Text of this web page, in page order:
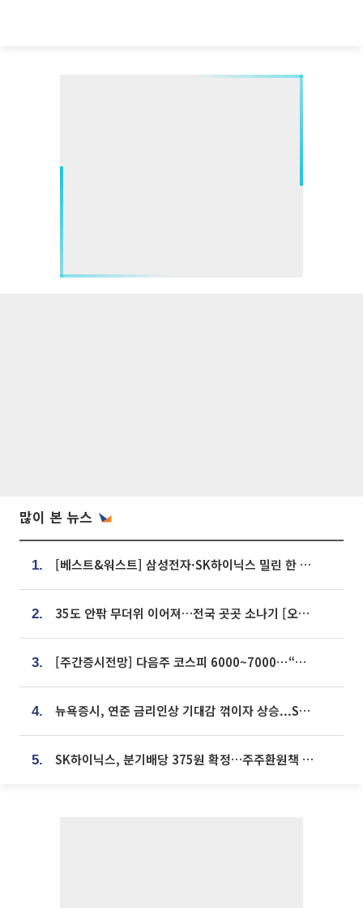
많이 본 뉴스
1. [베스트&워스트] 삼성전자·SK하이닉스 밀린 한 주…상상인증권은 85% 급등
2. 35도 안팎 무더위 이어져…전국 곳곳 소나기 [오늘 날씨]
3. [주간증시전망] 다음주 코스피 6000~7000⋯“外人 수급은 정책이 변수”
4. 뉴욕증시, 연준 금리인상 기대감 꺾이자 상승...S&P500 사상 최고치 [종합]
5. SK하이닉스, 분기배당 375원 확정…주주환원책 9월로 앞당겨 발표